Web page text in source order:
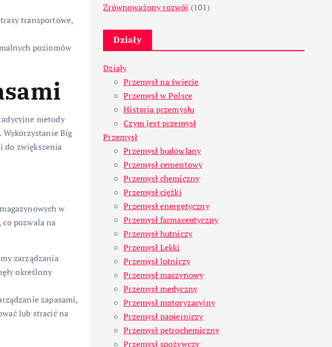
transportowe,
poziomów
metody
Wykorzystanie Big
do zwiększenia
w
pozwala na
zarządzania
określony
zapasami,
lub stracić na
Zrównoważony rozwój (101)
Działy
Działy
Przemysł na świecie
Przemysł w Polsce
Historia przemysłu
Czym jest przemysł
Przemysł
Przemysł budowlany
Przemysł cementowy
Przemysł chemiczny
Przemysł ciężki
Przemysł energetyczny
Przemysł farmaceutyczny
Przemysł hutniczy
Przemysł Lekki
Przemysł lotniczy
Przemysł maszynowy
Przemysł medyczny
Przemysł motoryzacyjny
Przemysł papierniczy
Przemysł petrochemiczny
Przemysł spożywczy